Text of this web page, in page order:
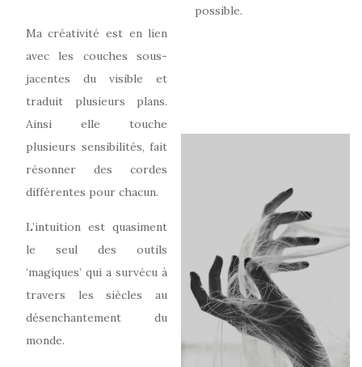
possible.
Ma créativité est en lien
avec les couches sous-
jacentes du visible et
traduit plusieurs plans.
Ainsi elle touche
plusieurs sensibilités, fait
résonner des cordes
différentes pour chacun.
L’intuition est quasiment
le seul des outils
‘magiques’ qui a survécu à
travers les siècles au
désenchantement du
monde.